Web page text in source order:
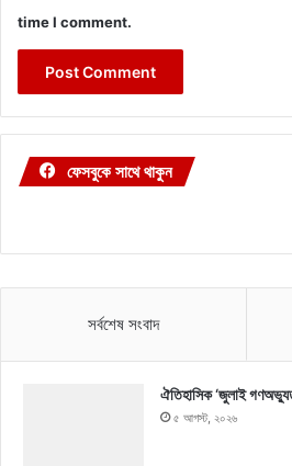
time I comment.
ফেসবুকে সাথে থাকুন
সর্বশেষ সংবাদ
ঐতিহাসিক ‘জুলাই
৫ আগস্ট, ২০২৬